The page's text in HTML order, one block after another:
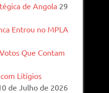
de Angola 29
Entrou no MPLA
Que Contam
Litígios
de Julho de 2026